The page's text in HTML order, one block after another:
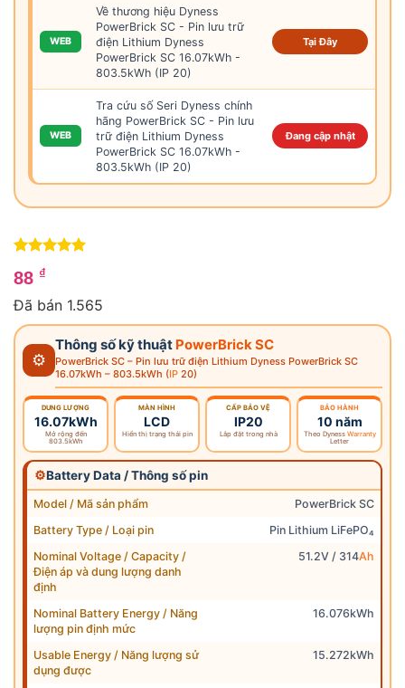
WEB
Về thương hiệu Dyness
PowerBrick SC - Pin lưu trữ
điện Lithium Dyness
PowerBrick SC 16.07kWh -
803.5kWh (IP 20)
Tại Đây
WEB
Tra cứu số Seri Dyness chính
hãng PowerBrick SC - Pin lưu
trữ điện Lithium Dyness
PowerBrick SC 16.07kWh -
803.5kWh (IP 20)
Đang cập nhật
trên 5
dựa trên
88 ₫
Đã bán 1.565
⚙
Thông số kỹ thuật PowerBrick SC
PowerBrick SC – Pin lưu trữ điện Lithium Dyness PowerBrick SC
16.07kWh – 803.5kWh (IP 20)
DUNG LƯỢNG
16.07kWh
Mở rộng đến
803.5kWh
MÀN HÌNH
LCD
Hiển thị trạng thái pin
CẤP BẢO VỆ
IP20
Lắp đặt trong nhà
BẢO HÀNH
10 năm
Theo Dyness Warranty
Letter
⚙Battery Data / Thông số pin
Model / Mã sản phẩm
PowerBrick SC
Battery Type / Loại pin
Pin Lithium LiFePO₄
Nominal Voltage / Capacity /
Điện áp và dung lượng danh
định
51.2V / 314Ah
Nominal Battery Energy / Năng
lượng pin định mức
16.076kWh
Usable Energy / Năng lượng sử
dụng được
15.272kWh